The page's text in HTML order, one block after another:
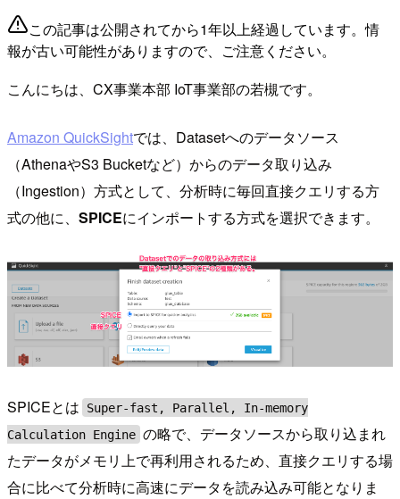
この記事は公開されてから1年以上経過しています。情
報が古い可能性がありますので、ご注意ください。
こんにちは、CX事業本部 IoT事業部の若槻です。
Amazon QuickSightでは、Datasetへのデータソース
（AthenaやS3 Bucketなど）からのデータ取り込み
（Ingestion）方式として、分析時に毎回直接クエリする方
式の他に、 SPICEにインポートする方式を選択できます。
SPICEとは
Super-fast, Parallel, In-memory
Calculation Engine の略で、データソースから取り込まれ
たデータがメモリ上で再利用されるため、直接クエリする場
合に比べて分析時に高速にデータを読み込み可能となりま